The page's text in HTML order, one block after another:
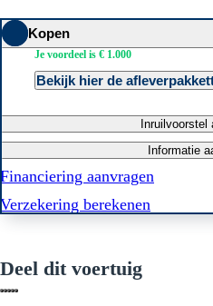
Kopen
Je voordeel is € 1.000
Bekijk hier de
Inruilvoorstel
Informatie
Financiering aanvragen
Verzekering berekenen
Deel dit voertuig